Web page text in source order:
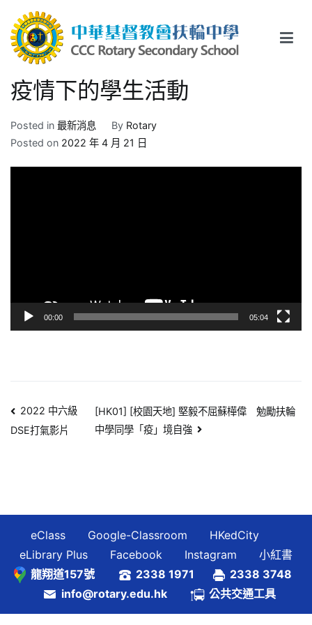
content
中華基督教會扶輪中學
疫情下的學生活動
Posted in 最新消息 By Rotary
Posted on 2022 年 4 月 21 日
00:00 05:04
文
章
2022 中六級
DSE打氣影片
[HK01] [校園天地] 堅毅不屈蘇樺偉 勉勵扶輪
中學同學「疫」境自強
eClass Google-Classroom
HKedCity
eLibrary Plus
Facebook Instagram
小紅書
龍翔道157號
2338 1971
2338 3748
info@rotary.edu.hk
公共交通工具